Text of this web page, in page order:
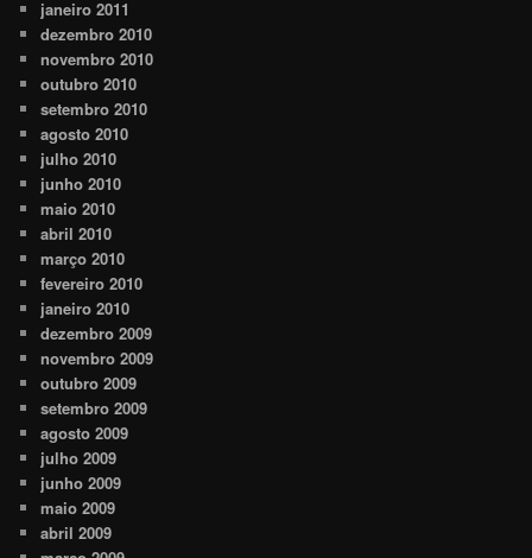
janeiro 2011
dezembro 2010
novembro 2010
outubro 2010
setembro 2010
agosto 2010
julho 2010
junho 2010
maio 2010
abril 2010
março 2010
fevereiro 2010
janeiro 2010
dezembro 2009
novembro 2009
outubro 2009
setembro 2009
agosto 2009
julho 2009
junho 2009
maio 2009
abril 2009